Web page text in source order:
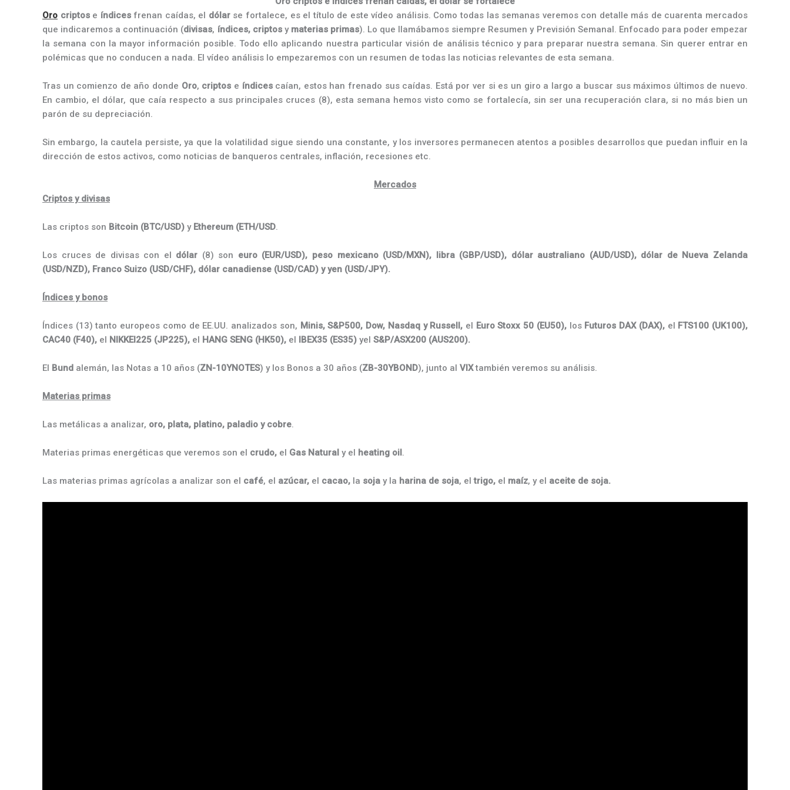
Oro criptose índicesfrenan caídas, el dólarse fortalece, es el título de este vídeo análisis. Como todas las semanas veremos con detalle más de cuarenta mercados
que indicaremos a continuación (divisas, índices, criptosy materias primas). Lo que llamábamos siempre Resumen y Previsión Semanal. Enfocado para poder empezar
la semana con la mayor información posible. Todo ello aplicando nuestra particular visión de análisis técnico y para preparar nuestra semana. Sin querer entrar en
polémicas que no conducen a nada. El vídeo análisis lo empezaremos con un resumen de todas las noticias relevantes de esta semana.
Tras un comienzo de año donde Oro, criptos e índices caían, estos han frenado sus caídas. Está por ver si es un giro a largo a buscar sus máximos últimos de nuevo.
En cambio, el dólar, que caía respecto a sus principales cruces (8), esta semana hemos visto como se fortalecía, sin ser una recuperación clara, si no más bien un
parón de su depreciación.
Sin embargo, la cautela persiste, ya que la volatilidad sigue siendo una constante, y los inversores permanecen atentos a posibles desarrollos que puedan influir en la
dirección de estos activos, como noticias de banqueros centrales, inflación, recesiones etc.
Mercados
Criptos y divisas
Las criptos son Bitcoin (BTC/USD) y Ethereum (ETH/USD.
Los cruces de divisas con el dólar (8) son euro (EUR/USD), peso mexicano (USD/MXN), libra (GBP/USD), dólar australiano (AUD/USD), dólar de Nueva Zelanda
(USD/NZD), Franco Suizo (USD/CHF), dólar canadiense (USD/CAD) y yen (USD/JPY).
Índices y bonos
Índices (13) tanto europeos como de EE.UU. analizados son, Minis, S&P500, Dow, Nasdaq y Russell, el Euro Stoxx 50 (EU50),los Futuros DAX (DAX),el FTS100 (UK100),
CAC40 (F40), el NIKKEI225 (JP225), el HANG SENG (HK50), el IBEX35 (ES35) yel S&P/ASX200 (AUS200).
El Bund alemán, las Notas a 10 años (ZN-10YNOTES) y los Bonos a 30 años (ZB-30YBOND), junto al VIXtambién veremos su análisis.
Materias primas
Las metálicas a analizar, oro, plata, platino, paladio y cobre.
Materias primas energéticas que veremos son el crudo, el Gas Natural y el heating oil.
Las materias primas agrícolas a analizar son el café, el azúcar, el cacao, la soja y la harina de soja, eltrigo, el maíz, y el aceite de soja.